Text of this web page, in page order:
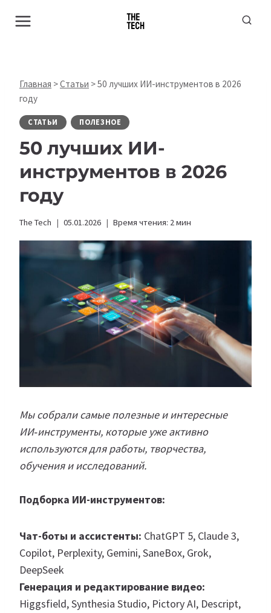
Главная >Статьи >50 лучших ИИ-инструментов в 2026
году
СТАТЬИ ПОЛЕЗНОЕ
50 лучших ИИ-
инструментов в 2026
году
The Tech 05.01.2026 Время чтения: 2мин
Мы собрали самые полезные и интересные
ИИ‑инструменты, которые уже активно
используются для работы, творчества,
обучения и исследований.
Подборка ИИ-инструментов:
Чат-боты и ассистенты: ChatGPT 5, Claude 3,
Copilot, Perplexity, Gemini, SaneBox, Grok,
DeepSeek
Генерация и редактирование видео:
Higgsfield, Synthesia Studio, Pictory AI, Descript,